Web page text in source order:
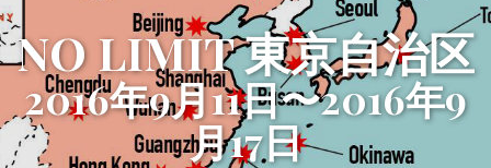
ッ
プ
k
NO LIMIT 東京自治区
2016年9月11日〜2016年9
月17日